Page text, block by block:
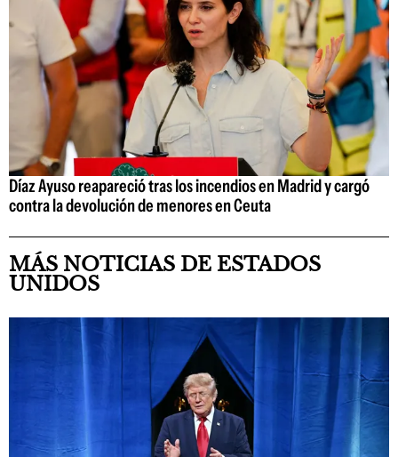
Díaz Ayuso reapareció tras los incendios en Madrid y cargó
contra la devolución de menores en Ceuta
MÁS NOTICIAS DE ESTADOS
UNIDOS